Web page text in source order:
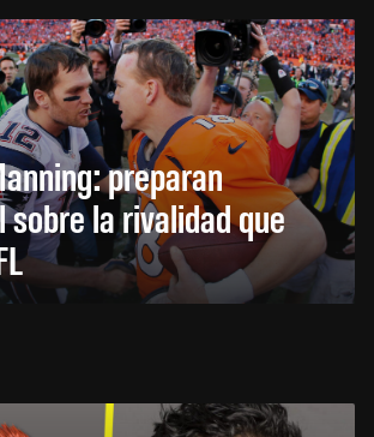
preparan
la rivalidad que